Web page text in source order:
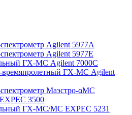
Agilent 5977А
Agilent 5977E
ГХ-МС Agilent 7000C
времяпролетный ГХ-МС Agilent
Маэстро-αМС
3500
ГХ-МС/МС EXPEC 5231